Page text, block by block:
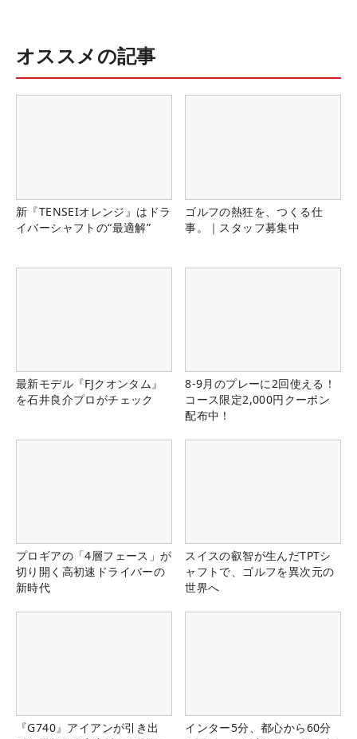
オススメの記事
新『TENSEIオレンジ』はドラ
イバーシャフトの“最適解”
ゴルフの熱狂を、つくる仕
事。｜スタッフ募集中
最新モデル『FJクオンタム』
を石井良介プロがチェック
8-9月のプレーに2回使える！
コース限定2,000円クーポン
配布中！
プロギアの「4層フェース」が
切り開く高初速ドライバーの
新時代
スイスの叡智が生んだTPTシ
ャフトで、ゴルフを異次元の
世界へ
『G740』アイアンが引き出
インター5分、都心から60分